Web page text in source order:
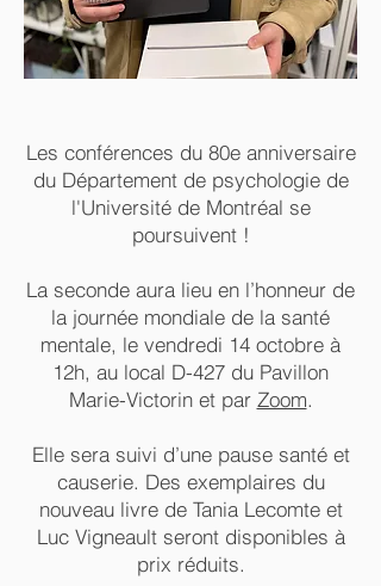
Les conférences du 80e anniversaire
du Département de psychologie de
l'Université de Montréal se
poursuivent !
La seconde aura lieu en l’honneur de
la journée mondiale de la santé
mentale, le vendredi 14 octobre à
12h, au local D-427 du Pavillon
Marie-Victorin et par Zoom.
Elle sera suivi d’une pause santé et
causerie. Des exemplaires du
nouveau livre de Tania Lecomte et
Luc Vigneault seront disponibles à
prix réduits.